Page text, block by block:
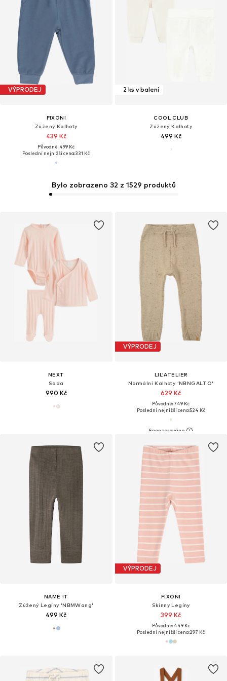
VÝPRODEJ
FIXONI
Zúžený Kalhoty
439 Kč
Původně: 499 Kč
Poslední nejnižší cena:331 Kč
2 ks v balení
COOL CLUB
Zúžený Kalhoty
499 Kč
Bylo zobrazeno 32 z 1529 produktů
NEXT
Sada
990 Kč
VÝPRODEJ
LIL'ATELIER
Normální Kalhoty 'NBNGALTO'
629 Kč
Původně: 749 Kč
Poslední nejnižší cena:524 Kč
NAME IT
Zúžený Legíny 'NBMWang'
499 Kč
VÝPRODEJ
FIXONI
Skinny Legíny
399 Kč
Původně: 449 Kč
Poslední nejnižší cena:297 Kč